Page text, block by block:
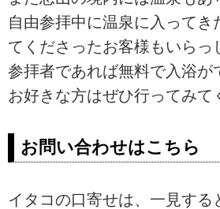
自由参拝中に温泉に入ってき
てくださったお客様もいらっ
参拝者であれば無料で入浴が
お好きな方はぜひ行ってみて
お問い合わせはこちら
イタコの口寄せは、一見する